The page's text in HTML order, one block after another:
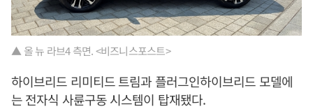
▲ 올 뉴 라브4 측면. <비즈니스포스트>
하이브리드 리미티드 트림과 플러그인하이브리드 모델에
는 전자식 사륜구동 시스템이 탑재됐다.